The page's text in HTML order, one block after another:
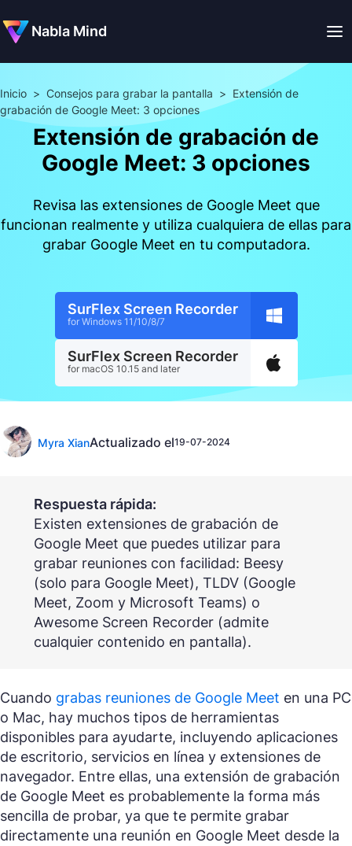
Nabla Mind
Inicio > Consejos para grabar la pantalla > Extensión de
grabación de Google Meet: 3 opciones
Extensión de grabación de
Google Meet: 3 opciones
Revisa las extensiones de Google Meet que
funcionan realmente y utiliza cualquiera de ellas para
grabar Google Meet en tu computadora.
SurFlex Screen Recorder
for Windows 11/10/8/7
SurFlex Screen Recorder
for macOS 10.15 and later
Myra XianActualizado el19-07-2024
Respuesta rápida:
Existen extensiones de grabación de
Google Meet que puedes utilizar para
grabar reuniones con facilidad: Beesy
(solo para Google Meet), TLDV (Google
Meet, Zoom y Microsoft Teams) o
Awesome Screen Recorder (admite
cualquier contenido en pantalla).
Cuando grabas reuniones de Google Meet en una PC
o Mac, hay muchos tipos de herramientas
disponibles para ayudarte, incluyendo aplicaciones
de escritorio, servicios en línea y extensiones de
navegador. Entre ellas, una extensión de grabación
de Google Meet es probablemente la forma más
sencilla de probar, ya que te permite grabar
directamente una reunión en Google Meet desde la